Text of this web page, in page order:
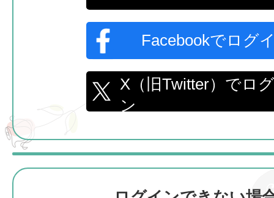
Facebookでログ
X（旧Twitter）でロ
ン